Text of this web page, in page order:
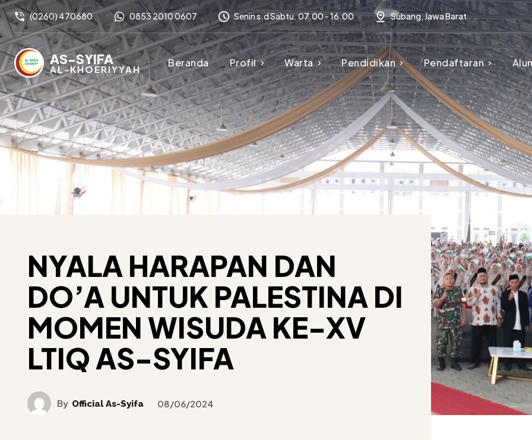
(0260) 470680 0853 2010 0607 Senin s.d Sabtu. 07.00 - 16.00 Subang, Jawa Barat
AS-SYIFA
AL-KHOERIYYAH Beranda Profil Warta Pendidikan Pendaftaran
NYALA HARAPAN DAN
DO’A UNTUK PALESTINA DI
MOMEN WISUDA KE-XV
LTIQ AS-SYIFA
By Official As-Syifa 08/06/2024